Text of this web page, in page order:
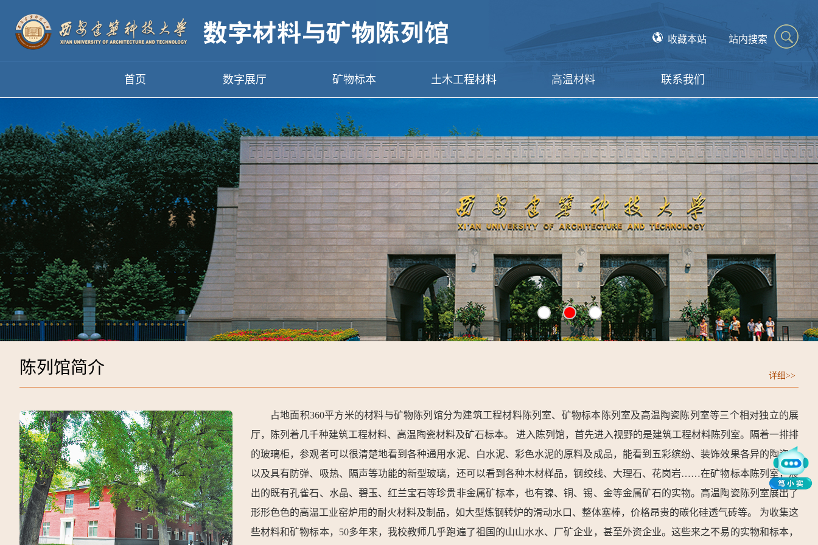
收藏本站 站内搜索
首页 数字展厅 矿物标本 土木工程材料 高温材料 联系我们
陈列馆简介 详细>>
占地面积360平方米的材料与矿物陈列馆分为建筑工程材料陈列室、矿物标本陈列室及高温陶瓷陈列室等三个相对独立的展
厅，陈列着几千种建筑工程材料、高温陶瓷材料及矿石标本。 进入陈列馆，首先进入视野的是建筑工程材料陈列室。隔着一排排
的玻璃柜，参观者可以很清楚地看到各种通用水泥、白水泥、彩色水泥的原料及成品，能看到五彩缤纷、装饰效果各异的陶瓷，
以及具有防弹、吸热、隔声等功能的新型玻璃，还可以看到各种木材样品，钢绞线、大理石、花岗岩……在矿物标本陈列室，展
出的既有孔雀石、水晶、碧玉、红兰宝石等珍贵非金属矿标本，也有镍、铜、锡、金等金属矿石的实物。高温陶瓷陈列室展出了
形形色色的高温工业窑炉用的耐火材料及制品，如大型炼钢转炉的滑动水口、整体塞棒，价格昂贵的碳化硅透气砖等。 为收集这
些材料和矿物标本，50多年来，我校教师几乎跑遍了祖国的山山水水、厂矿企业，甚至外资企业。这些来之不易的实物和标本，